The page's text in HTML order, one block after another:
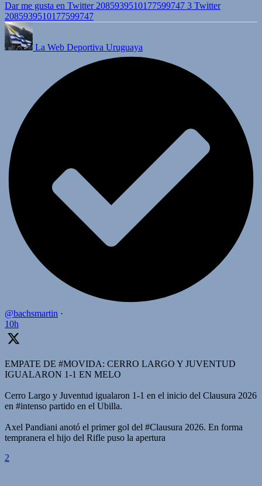
Dar me gusta en Twitter 2085939510177599747 3 Twitter
2085939510177599747
La Web Deportiva Uruguaya
@bachsmartin ·
10h
EMPATE DE #MOVIDA: CERRO LARGO Y JUVENTUD
IGUALARON 1-1 EN MELO
Cerro Largo y Juventud igualaron 1-1 en el inicio del Clausura 2026
en #intenso partido en el Ubilla.
Axel Pandiani anotó el primer gol del #Clausura 2026. En forma
tempranera el hijo del Rifle puso la apertura
2